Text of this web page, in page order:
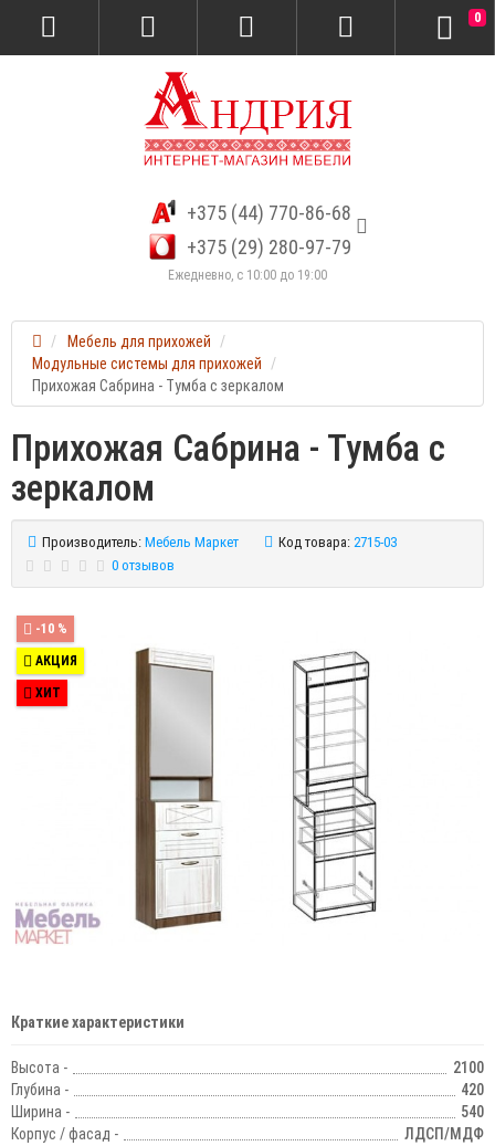
+375 (44) 770-86-68
+375 (29) 280-97-79
Ежедневно, с 10:00 до 19:00
0
Мебель для прихожей
Модульные системы для прихожей
Прихожая Сабрина - Тумба с зеркалом
Прихожая Сабрина - Тумба с
зеркалом
Производитель: Мебель Маркет Код товара: 2715-03
0 отзывов
-10 %
АКЦИЯ
ХИТ
Краткие характеристики
Высота -
2100
Глубина -
420
Ширина -
540
Корпус / фасад -
ЛДСП/МДФ